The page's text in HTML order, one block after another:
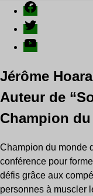
Facebook
Twitter
YouTube
Jérôme
Auteur de
Champion
Champion du monde
conférence pour
défis grâce aux
personnes à muscler